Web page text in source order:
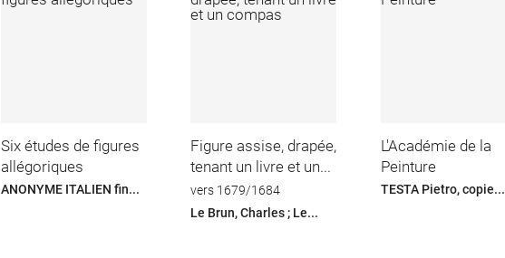
Six études de figures
allégoriques
ANONYME ITALIEN fin...
Figure assise, drapée,
tenant un livre et un...
vers 1679/1684
Le Brun, Charles ; Le...
L'Académie de la
Peinture
TESTA Pietro, copie...